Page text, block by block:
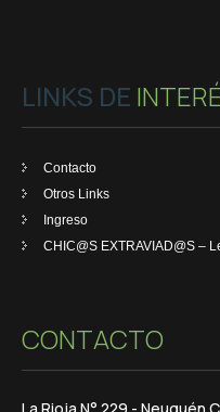
LINKS DE
Contacto
Otros Links
Ingreso
CHIC@S EXTRAVIAD@S –
CONTACTO